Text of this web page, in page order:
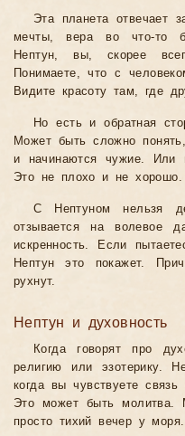
Эта планета отвечает
мечты, вера во что-то
Нептун, вы, скорее
Понимаете, что с
Видите красоту там, где
Но есть и обратная
Может быть сложно
и начинаются чужие. Или
Это не плохо и не хорошо.
С Нептуном нельзя
отзывается на волевое
искренность. Если
Нептун это покажет.
рухнут.
Нептун и духовность
Когда говорят про
религию или эзотерику.
когда вы чувствуете
Это может быть молитва.
просто тихий вечер у моря.